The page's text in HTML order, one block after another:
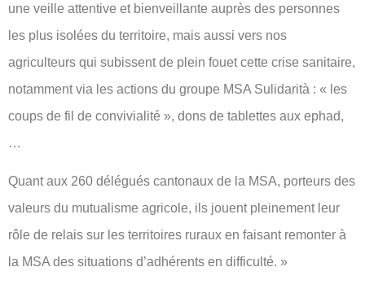
une veille attentive et bienveillante auprès des personnes
les plus isolées du territoire, mais aussi vers nos
agriculteurs qui subissent de plein fouet cette crise sanitaire,
notamment via les actions du groupe MSA Sulidarità : « les
coups de fil de convivialité », dons de tablettes aux ephad,
…
Quant aux 260 délégués cantonaux de la MSA, porteurs des
valeurs du mutualisme agricole, ils jouent pleinement leur
rôle de relais sur les territoires ruraux en faisant remonter à
la MSA des situations d’adhérents en difficulté. »